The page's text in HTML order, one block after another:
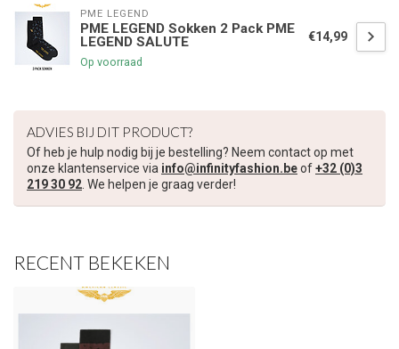
PME LEGEND
PME LEGEND Sokken 2 Pack PME
LEGEND SALUTE
Op voorraad
€14,99
ADVIES BIJ DIT PRODUCT?
Of heb je hulp nodig bij je bestelling? Neem contact op met
onze klantenservice via info@infinityfashion.beof+32 (0)3
219 30 92. We helpen je graag verder!
RECENT BEKEKEN
Schrijf je in voor onze nieuwsbrief om op de hoogte te blijven
over onze nieuwe collectie, en ontvang 5 euro kortingop je
volgende aankoop! 😀
Je korting is geldig bij een minimale bestelwaarde van €45,00